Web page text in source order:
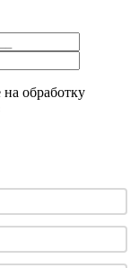
обработку